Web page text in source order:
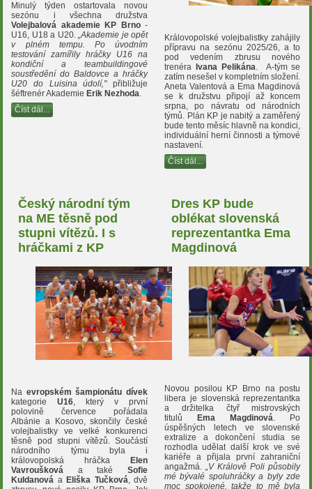
Minulý týden ostartovala novou
sezónu i všechna družstva
Volejbalová akademie KP Brno-
U16, U18 a U20.„Akademie je opět
v plném tempu. Po úvodním
testování zamířily hráčky U16 na
kondiční a teambuildingové
soustředění do Baldovce a hráčky
U20 do Luisina údolí," přibližuje
šéftrenér Akademie Erik Nezhoda.
Číst dál...
Královopolské volejbalistky zahájily
přípravu na sezónu 2025/26, a to
pod vedením zbrusu nového
trenéra
Ivana Pelikána. A-tým se
zatím nesešel v kompletním složení.
Aneta Valentová a Ema Magdinová
se k družstvu připojí až koncem
srpna, po návratu od národních
týmů. Plán KP je nabitý a zaměřený
bude tento měsíc hlavně na kondici,
individuální herní činnosti a týmové
nastavení.
Číst dál...
Český národní tým
na ME těsně pod
stupni vítězů. I s
hráčkami z KP
Na evropském šampionátu dívek
kategorieU16, který v první
polovině července pořádala
Albánie a Kosovo, skončily české
volejbalistky ve velké konkurenci
těsně pod stupni vítězů. Součástí
národního týmu byla i
královopolská hráčka
Elen
Vavroušková a také Sofie
Kuldanová a Eliška Tučková, dvě
Dres KP bude
oblékat slovenská
reprezentantka Ema
Magdinová
Novou posilou KP Brno na postu
libera je slovenská reprezentantka
a držitelka čtyř mistrovských
titulůEma Magdinová . Po
úspěšných letech ve slovenské
extralize a dokončení studia se
rozhodla udělat další krok ve své
kariéře a přijala první zahraniční
angažmá.
„V Králově Poli působily
mé bývalé spoluhráčky a byly zde
moc spokojené, takže to mě byla